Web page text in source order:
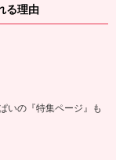
る理由
いの『特集ページ』も